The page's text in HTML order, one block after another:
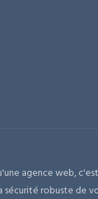
agence web,
sécurité robuste de